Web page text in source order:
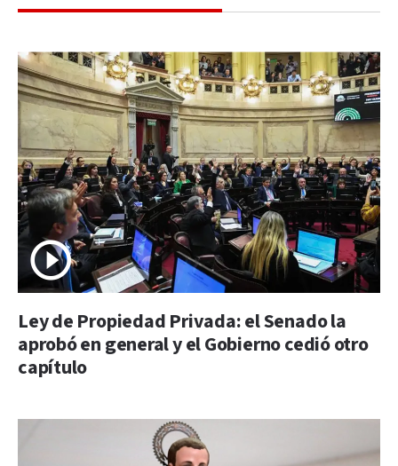
Ley de Propiedad Privada: el Senado la
aprobó en general y el Gobierno cedió otro
capítulo